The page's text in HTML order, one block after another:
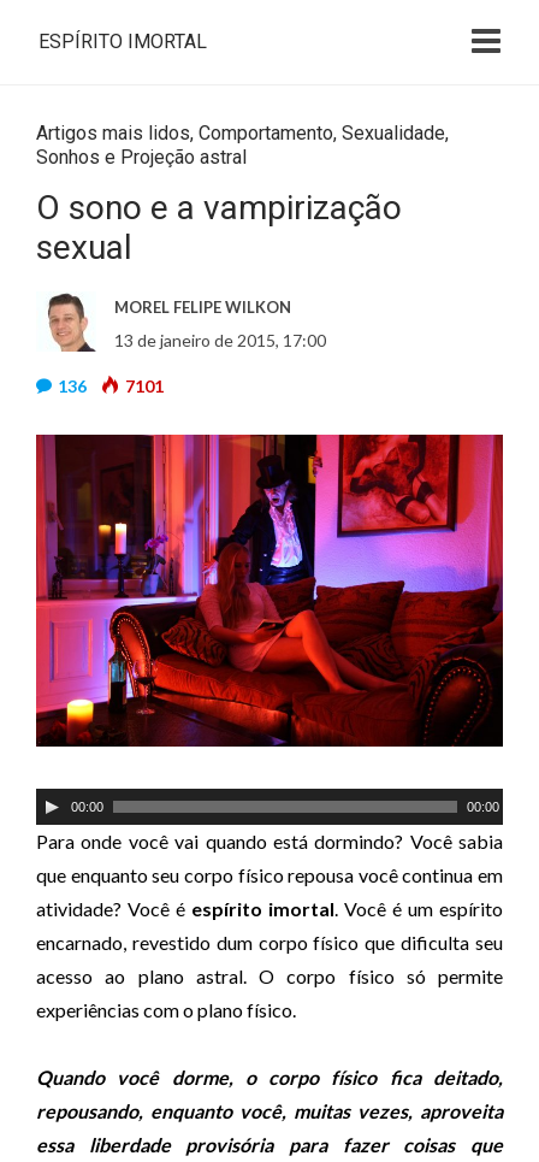
ESPÍRITO IMORTAL
Artigos mais lidos, Comportamento, Sexualidade,
Sonhos e Projeção astral
O sono e a vampirização
sexual
MOREL FELIPE WILKON
13 de janeiro de 2015, 17:00
136 7101
T
o
c
a
d
o
r
e
á
u
00:00 00:00
Para onde você vai quando está dormindo? Você sabia
que enquanto seu corpo físico repousa você continua em
atividade? Você é espírito imortal . Você é um espírito
encarnado, revestido dum corpo físico que dificulta seu
acesso ao plano astral. O corpo físico só permite
experiências com o plano físico.
Quando você dorme, o corpo físico fica deitado,
repousando, enquanto você, muitas vezes, aproveita
essa liberdade provisória para fazer coisas que